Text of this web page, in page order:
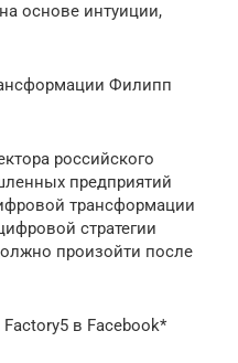
основе интуиции,
Филипп
российского
предприятий
трансформации
стратегии
произойти после
в Facebook*